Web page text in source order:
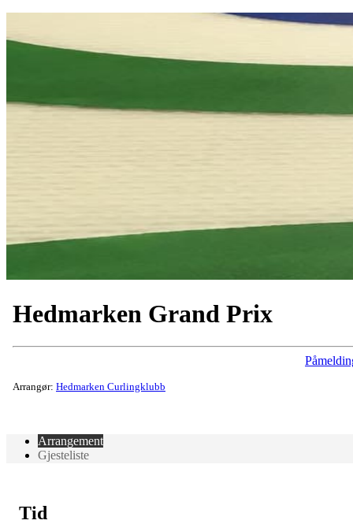
Hedmarken Grand Prix
Arrangør: Hedmarken Curlingklubb
Arrangement
Gjesteliste
Tid